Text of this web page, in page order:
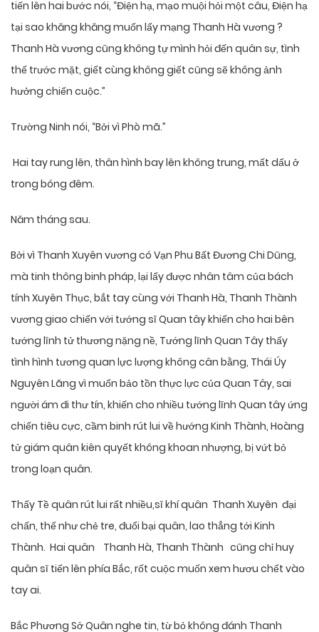
tiến lên hai bước nói, “Điện hạ, mạo muội hỏi một câu, Điện hạ
tại sao khăng khăng muốn lấy mạng Thanh Hà vương ?
Thanh Hà vương cũng không tự mình hỏi đến quân sự, tình
thế trước mặt, giết cùng không giết cũng sẽ không ảnh
hưởng chiến cuộc.”
Trường Ninh nói, “Bởi vì Phò mã.”
Hai tay rung lên, thân hình bay lên không trung, mất dấu ở
trong bóng đêm.
Năm tháng sau.
Bởi vì Thanh Xuyên vương có Vạn Phu Bất Đương Chi Dũng,
mà tinh thông binh pháp, lại lấy được nhân tâm của bách
tính Xuyên Thục, bắt tay cùng với Thanh Hà, Thanh Thành
vương giao chiến với tướng sĩ Quan tây khiến cho hai bên
tướng lĩnh tử thương nặng nề, Tướng lĩnh Quan Tây thấy
tình hình tương quan lực lượng không cân bằng, Thái Úy
Nguyên Lãng vì muốn bảo tồn thực lực của Quan Tây, sai
người ám đi thư tín, khiến cho nhiều tướng lĩnh Quan tây ứng
chiến tiêu cực, cầm binh rút lui về hướng Kinh Thành, Hoàng
tử giám quân kiên quyết không khoan nhượng, bị vứt bỏ
trong loạn quân.
Thấy Tề quân rút lui rất nhiều,sĩ khí quân Thanh Xuyên đại
chấn, thế như chẻ tre, đuổi bại quân, lao thẳng tới Kinh
Thành. Hai quân Thanh Hà, Thanh Thành cũng chỉ huy
quân sĩ tiến lên phía Bắc, rốt cuộc muốn xem hươu chết vào
tay ai.
Bắc Phương Sở Quân nghe tin, từ bỏ không đánh Thanh